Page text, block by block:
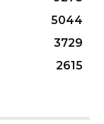
5044
3729
2615